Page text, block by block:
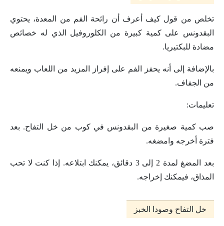
تخلص من قول كيف أعرف أن رائحة الفم من المعدة، يحتوي
البقدونس على كمية كبيرة من الكلوروفيل الذي له خصائص
مضادة للبكتيريا.
بالإضافة إلى أنه يحفز الفم على إفراز المزيد من اللعاب ويمنعه
من الجفاف.
تعليمات:
صب كمية صغيرة من البقدونس في كوب من خل التفاح. بعد
فترة أخرجه وامضغه.
بعد المضغ لمدة 2 إلى 3 دقائق، يمكنك ابتلاعه. إذا كنت لا تحب
المذاق، فيمكنك إخراجه.
خل التفاح وصودا الخبز